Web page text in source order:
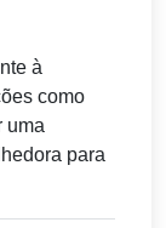
à
como
uma
para